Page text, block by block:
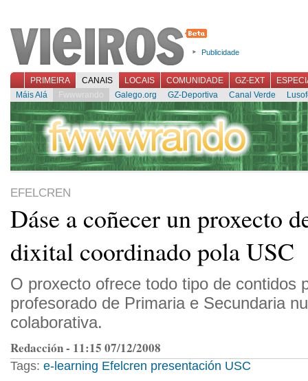
Publicidade
PRIMEIRA CANAIS LOCAIS COMUNIDADE GZ-EXT
Máis Alá
Fwwwrando Galego.org GZ-Deportiva Canal Verde
EFELCREN
Dáse a coñecer un proxecto
dixital coordinado pola USC
O proxecto ofrece todo tipo de contidos
profesorado de Primaria e Secundaria
colaborativa.
Redacción - 11:15 07/12/2008
Tags: e-learning Efelcren presentación USC